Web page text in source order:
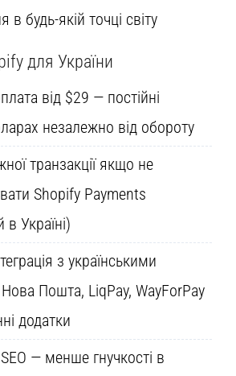
в будь-якій точці світу
для України
від $29 — постійні
незалежно від обороту
транзакції якщо не
Shopify Payments
Україні)
з українськими
Пошта, LiqPay, WayForPay
додатки
— менше гнучкості в